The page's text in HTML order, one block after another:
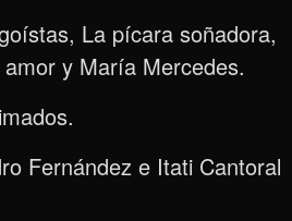
La pícara soñadora,
y María Mercedes.
Fernández e Itati Cantoral